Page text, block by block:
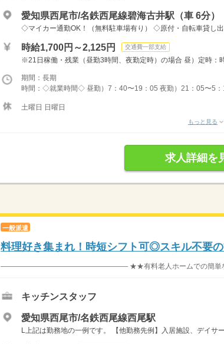
愛知県西尾市/名鉄西尾線碧海古井駅（車 6分）
◇マイカー通勤OK！（無料駐車場有り） ◇原付・自転車貸し
時給1,700円～2,125円 交通費一部支給
※21日稼働・残業（昼勤3時間、夜勤定時）の場合 昼）定時：
期間：長期
時間：◇就業時間◇ 昼勤）7：40〜19：05 夜勤）21：05〜
土曜日 日曜日
もっと見る
求人詳細を
一般派遣
料理好き集まれ！時短シフト可◎スキル不要
―――――――――――――――――― ★★有料老人ホームでの
キッチンスタッフ
愛知県西尾市/名鉄西尾線西尾駅
L上記は勤務地の一例です。 【他勤務先例】入居施設、デイサ